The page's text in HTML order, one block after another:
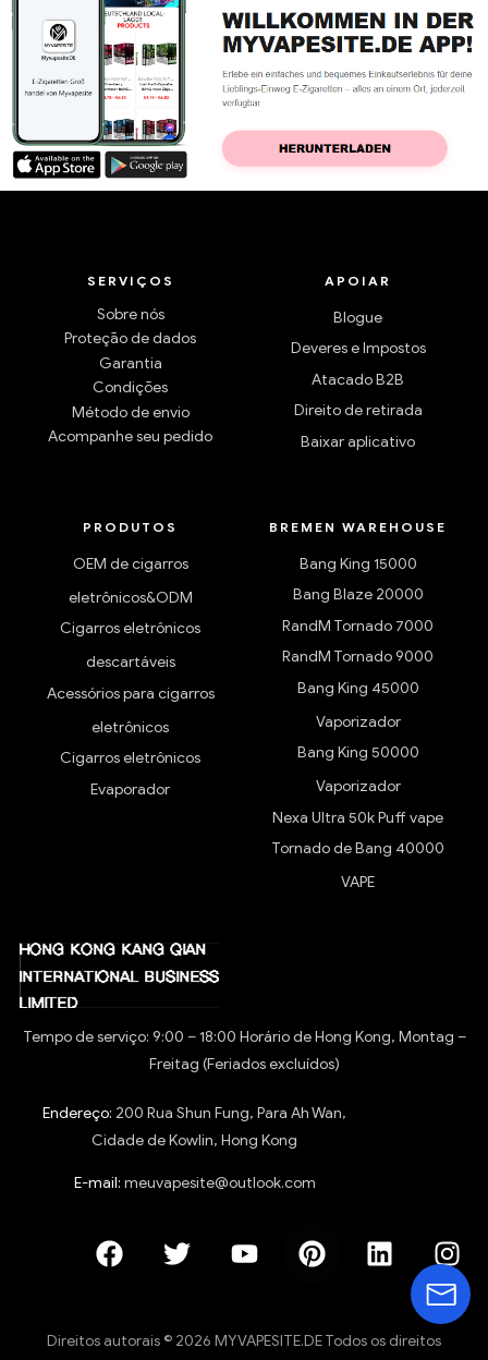
SERVIÇOS
Sobre nós
Proteção de dados
Garantia
Condições
Método de envio
Acompanhe seu pedido
APOIAR
Blogue
Deveres e Impostos
Atacado B2B
Direito de retirada
Baixar aplicativo
PRODUTOS
OEM de cigarros
eletrônicos&ODM
Cigarros eletrônicos
descartáveis
Acessórios para cigarros
eletrônicos
Cigarros eletrônicos
Evaporador
BREMEN WAREHOUSE
Bang King 15000
Bang Blaze 20000
RandM Tornado 7000
RandM Tornado 9000
Bang King 45000
Vaporizador
Bang King 50000
Vaporizador
Nexa Ultra 50k Puff vape
Tornado de Bang 40000
VAPE
Tempo de serviço: 9:00 – 18:00 Horário de Hong Kong, Montag –
Freitag (Feriados excluídos)
Endereço: 200 Rua Shun Fung, Para Ah Wan,
Cidade de Kowlin, Hong Kong
E-mail: meuvapesite@outlook.com
Direitos autorais © 2026 MYVAPESITE.DE Todos os direitos